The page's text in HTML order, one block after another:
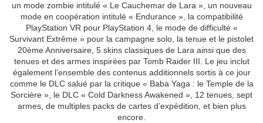
un mode zombie intitulé « Le Cauchemar de Lara », un nouveau
mode en coopération intitulé « Endurance », la compatibilité
PlayStation VR pour PlayStation 4, le mode de difficulté «
Survivant Extrême » pour la campagne solo, la tenue et le pistolet
20ème Anniversaire, 5 skins classiques de Lara ainsi que des
tenues et des armes inspirées par Tomb Raider III. Le jeu inclut
également l’ensemble des contenus additionnels sortis à ce jour
comme le DLC salué par la critique « Baba Yaga : le Temple de la
Sorcière », le DLC « Cold Darkness Awakened », 12 tenues, sept
armes, de multiples packs de cartes d’expédition, et bien plus
encore.